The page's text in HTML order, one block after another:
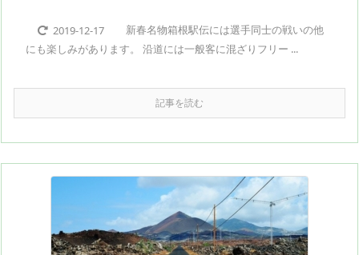
2019-12-17
新春名物箱根駅伝には選手同士の戦いの他
にも楽しみがあります。 沿道には一般客に混ざりフリー ...
記事を読む